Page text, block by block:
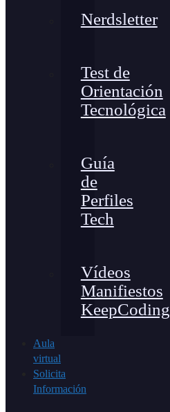
Nerdsletter
Test de
Orientación
Tecnológica
Guía
de
Perfiles
Tech
Vídeos
Manifiestos
KeepCoding
Aula
virtual
Solicita
Información